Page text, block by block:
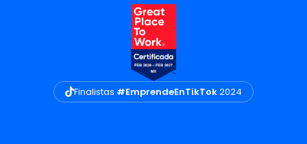
Finalistas #EmprendeEnTikTok2024